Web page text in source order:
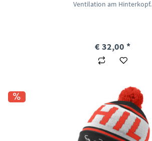
Ventilation am Hinterkopf.
€ 32,00 *